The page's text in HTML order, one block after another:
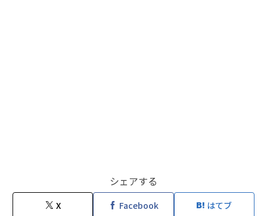
シェアする
X Facebook はてブ